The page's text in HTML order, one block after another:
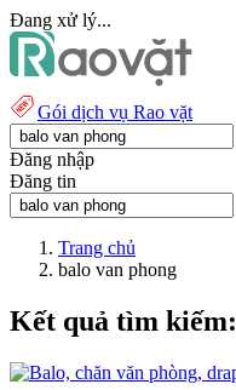
Đang xử lý...
Gói dịch vụ Rao vặt
Đăng nhập
Đăng tin
Trang chủ
balo van phong
Kết quả tìm kiếm: